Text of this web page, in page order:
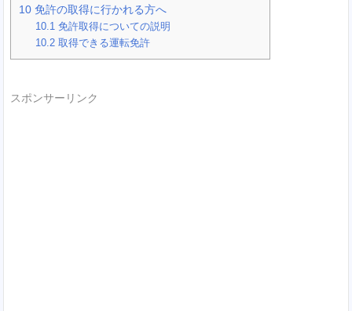
10 免許の取得に行かれる方へ
10.1 免許取得についての説明
10.2 取得できる運転免許
スポンサーリンク